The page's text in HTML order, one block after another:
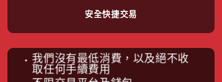
安全快捷交易
我們沒有最低消費，以及絕不收
取任何⼿續費⽤